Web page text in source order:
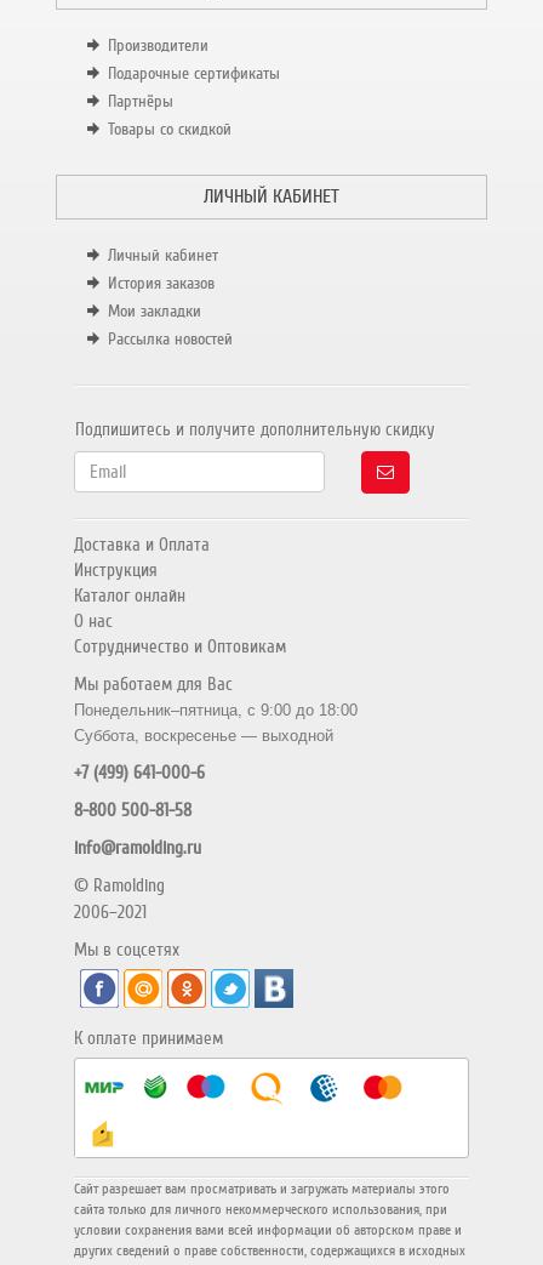
Производители
Подарочные сертификаты
Партнёры
Товары со скидкой
ЛИЧНЫЙ КАБИНЕТ
Личный кабинет
История заказов
Мои закладки
Рассылка новостей
Подпишитесь и получите дополнительную скидку
Доставка и Оплата
Инструкция
Каталог онлайн
О нас
Сотрудничество и Оптовикам
Мы работаем для Вас
Понедельник–пятница, с 9:00 до 18:00
Суббота, воскресенье — выходной
+7 (499) 641-000-6
8-800 500-81-58
info@ramolding.ru
© Ramolding
2006–2021
Мы в соцсетях
К оплате принимаем
Сайт разрешает вам просматривать и загружать материалы этого
сайта только для личного некоммерческого использования, при
условии сохранения вами всей информации об авторском праве и
других сведений о праве собственности, содержащихся в исходных